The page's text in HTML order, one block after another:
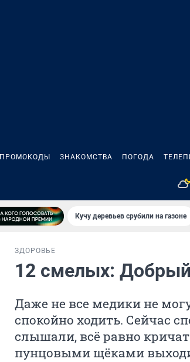
ПРОМОКОДЫ ЗНАКОМСТВА ПОГОДА
Кучу деревьев срубили на газоне
ЗДОРОВЬЕ
12 смелых:
Даже не все медики не
спокойно ходить. Сейчас
слышали, всё равно
пунцовыми щёками